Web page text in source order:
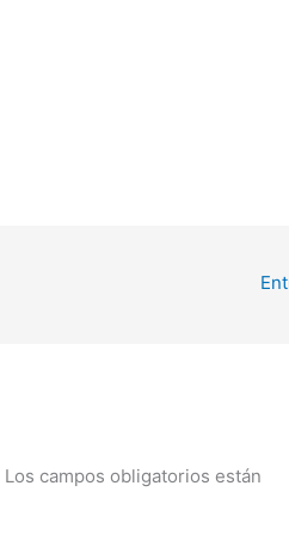
Los campos obligatorios están